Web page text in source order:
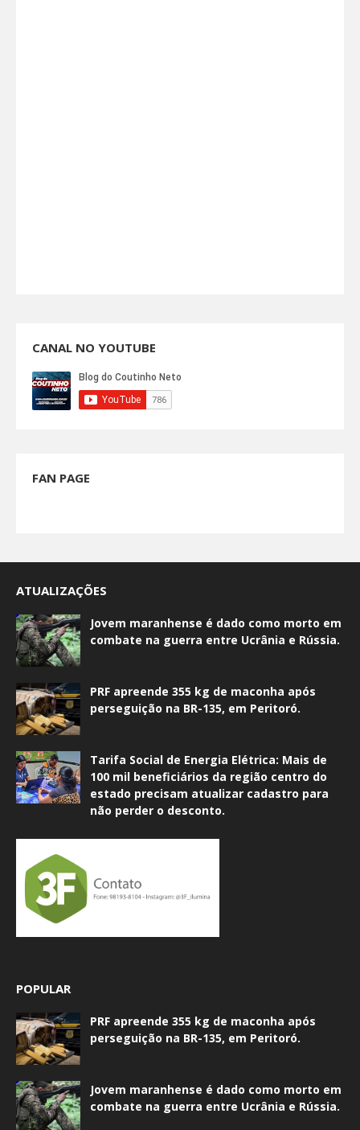
CANAL NO YOUTUBE
FAN PAGE
ATUALIZAÇÕES
Jovem maranhense é dado como morto em
combate na guerra entre Ucrânia e Rússia.
PRF apreende 355 kg de maconha após
perseguição na BR-135, em Peritoró.
Tarifa Social de Energia Elétrica: Mais de
100 mil beneficiários da região centro do
estado precisam atualizar cadastro para
não perder o desconto.
POPULAR
PRF apreende 355 kg de maconha após
perseguição na BR-135, em Peritoró.
Jovem maranhense é dado como morto em
combate na guerra entre Ucrânia e Rússia.